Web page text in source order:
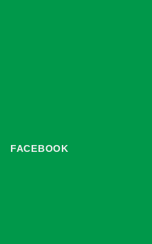
FACEBOOK